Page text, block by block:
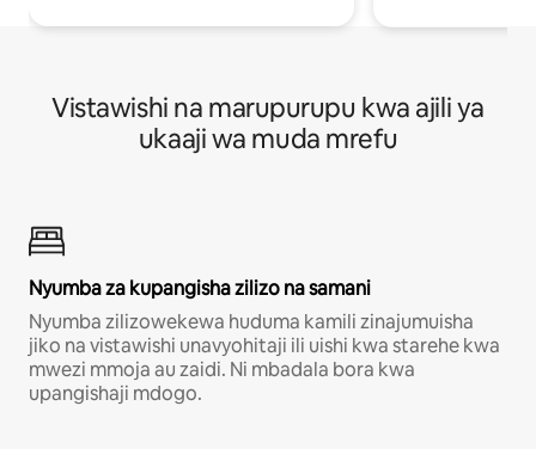
Vistawishi na marupurupu kwa ajili ya
ukaaji wa muda mrefu
Nyumba za kupangisha zilizo na samani
Nyumba zilizowekewa huduma kamili zinajumuisha
jiko na vistawishi unavyohitaji ili uishi kwa starehe kwa
mwezi mmoja au zaidi. Ni mbadala bora kwa
upangishaji mdogo.